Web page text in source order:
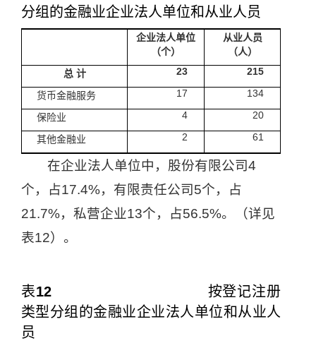
分组的金融业企业法人单位和从业人员
企业法人单位
（个）
从业人员
（人）
总 计 23 215
货币金融服务 17 134
保险业 4 20
其他金融业 2 61
在企业法人单位中，股份有限公司4
个，占17.4%，有限责任公司5个，占
21.7%，私营企业13个，占56.5%。（详见
表12）。
表12
按登记注册
类型分组的金融业企业法人单位和从业人
员